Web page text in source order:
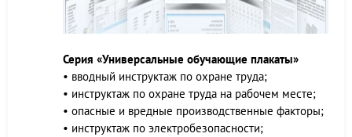
Серия «Универсальные обучающие плакаты»
• вводный инструктаж по охране труда;
• инструктаж по охране труда на рабочем месте;
• опасные и вредные производственные факторы;
• инструктаж по электробезопасности;